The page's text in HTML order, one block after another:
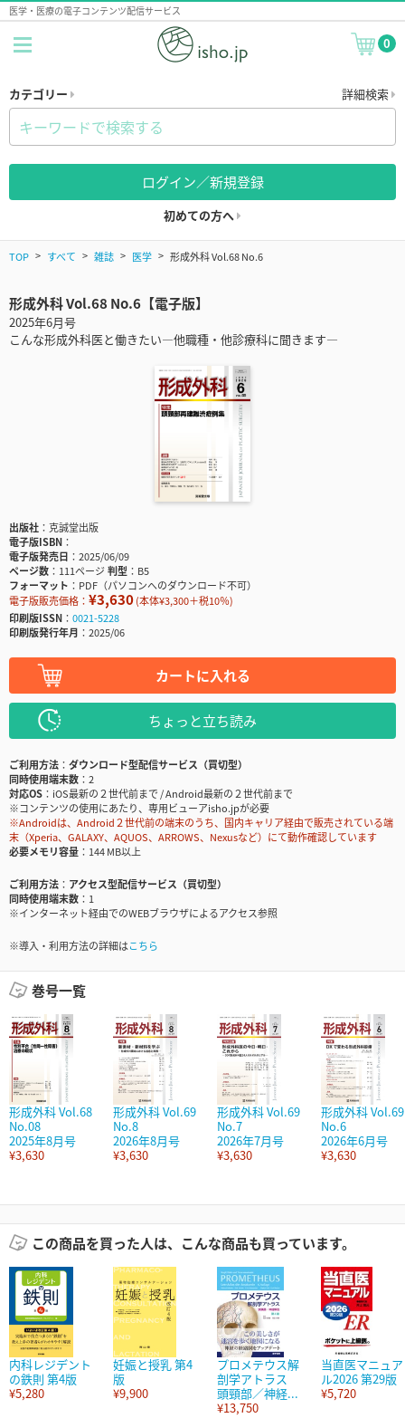
医学・医療の電子コンテンツ配信サービス
0
カテゴリー 詳細検索
ログイン／新規登録
初めての方へ
TOP すべて 雑誌 医学 形成外科 Vol.68 No.6
形成外科 Vol.68 No.6【電子版】
2025年6月号
こんな形成外科医と働きたい—他職種・他診療科に聞きます—
出版社
克誠堂出版
電子版ISBN
電子版発売日
2025/06/09
ページ数
111ページ判型
B5
フォーマット
PDF（パソコンへのダウンロード不可）
電子版販売価格： ¥3,630(本体¥3,300＋税10％)
印刷版ISSN
0021-5228
印刷版発行年月
2025/06
カートに入れる
ちょっと立ち読み
ご利用方法
ダウンロード型配信サービス（買切型）
同時使用端末数
2
対応OS
iOS最新の２世代前まで / Android最新の２世代前まで
※コンテンツの使用にあたり、専用ビューアisho.jpが必要
※Androidは、Android２世代前の端末のうち、国内キャリア経由で販売されている端
末（Xperia、GALAXY、AQUOS、ARROWS、Nexusなど）にて動作確認しています
必要メモリ容量
144 MB以上
ご利用方法
アクセス型配信サービス（買切型）
同時使用端末数
1
※インターネット経由でのWEBブラウザによるアクセス参照
※導入・利用方法の詳細はこちら
巻号一覧
形成外科 Vol.68
No.08
2025年8月号
¥3,630
形成外科 Vol.69
No.8
2026年8月号
¥3,630
形成外科 Vol.69
No.7
2026年7月号
¥3,630
形成外科 Vol.69
No.6
2026年6月号
¥3,630
この商品を買った人は、こんな商品も買っています。
内科レジデント
の鉄則 第4版
¥5,280
妊娠と授乳 第4
版
¥9,900
プロメテウス解
剖学アトラス
頭頸部／神経...
¥13,750
当直医マニュア
ル2026 第29版
¥5,720